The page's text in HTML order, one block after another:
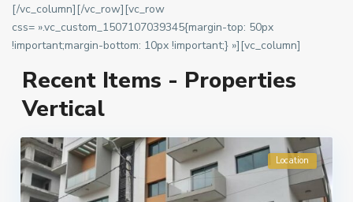
[/vc_column][/vc_row][vc_row
css= ».vc_custom_1507107039345{margin-top: 50px
!important;margin-bottom: 10px !important;} »][vc_column]
Recent Items - Properties
Vertical
Location